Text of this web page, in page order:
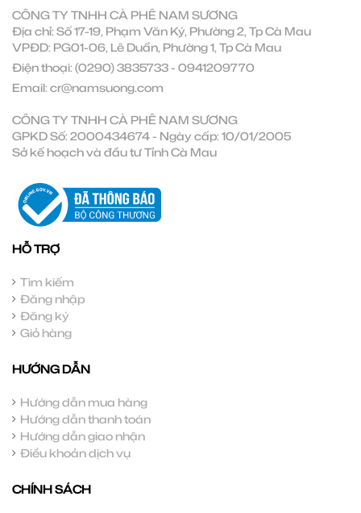
CÔNG TY TNHH CÀ PHÊ NAM SƯƠNG
Địa chỉ: Số 17-19, Phạm Văn Ký, Phường 2, Tp Cà Mau
VPĐD: PG01-06, Lê Duẩn, Phường 1, Tp Cà Mau
Điện thoại: (0290) 3835733- 0941209770
Email: cr@namsuong.com
CÔNG TY TNHH CÀ PHÊ NAM SƯƠNG
GPKD Số: 2000434674 - Ngày cấp: 10/01/2005
Sở kế hoạch và đầu tư Tỉnh Cà Mau
HỖ TRỢ
Tìm kiếm
Đăng nhập
Đăng ký
Giỏ hàng
HƯỚNG DẪN
Hướng dẫn mua hàng
Hướng dẫn thanh toán
Hướng dẫn giao nhận
Điều khoản dịch vụ
CHÍNH SÁCH